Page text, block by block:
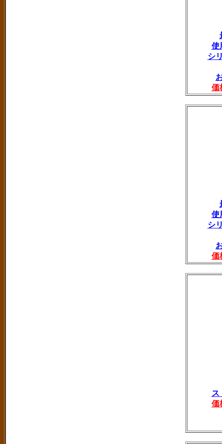
使
シ
価
使
シ
価
ス
価